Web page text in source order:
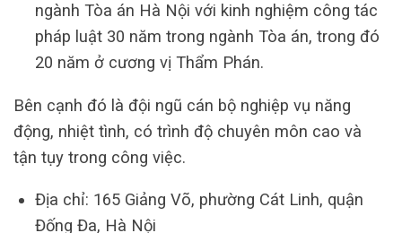
ngành Tòa án Hà Nội với kinh nghiệm công tác
pháp luật 30 năm trong ngành Tòa án, trong đó
20 năm ở cương vị Thẩm Phán.
Bên cạnh đó là đội ngũ cán bộ nghiệp vụ năng
động, nhiệt tình, có trình độ chuyên môn cao và
tận tụy trong công việc.
Địa chỉ: 165 Giảng Võ, phường Cát Linh, quận
Đống Đa, Hà Nội